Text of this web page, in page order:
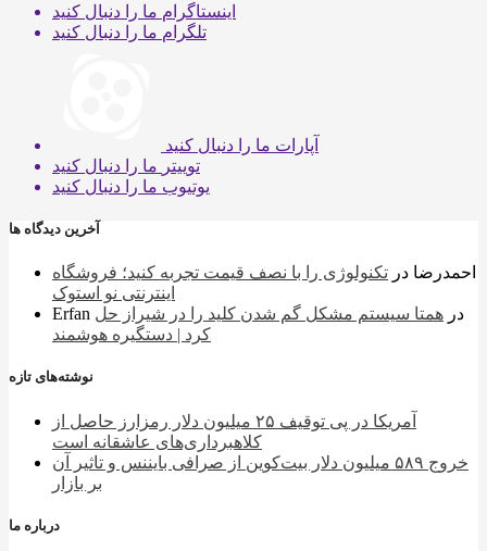
اینستاگرام ما را دنبال کنید
تلگرام ما را دنبال کنید
آپارات ما را دنبال کنید
توییتر ما را دنبال کنید
یوتیوب ما را دنبال کنید
آخرین دیدگاه ها
احمدرضا در تکنولوژی را با نصف قیمت تجربه کنید؛ فروشگاه
اینترنتی نو استوک
Erfan
در همتا سیستم مشکل گم شدن کلید را در شیراز حل
کرد | دستگیره هوشمند
نوشته‌های تازه
آمریکا در پی توقیف ۲۵ میلیون دلار رمزارز حاصل از
کلاهبرداری‌های عاشقانه است
خروج ۵۸۹ میلیون دلار بیت‌کوین از صرافی بایننس و تاثیر آن
بر بازار
درباره ما